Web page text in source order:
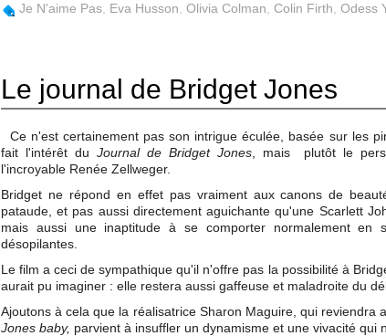
Je N'aime Pas Eva Husson Olivia Colman Colin Firth Odess
Le journal de Bridget Jones
Ce n'est certainement pas son intrigue éculée, basée sur les
fait l'intérêt du Journal de Bridget Jones, mais plutôt le
l'incroyable Renée Zellweger.
Bridget ne répond en effet pas vraiment aux canons de
pataude, et pas aussi directement aguichante qu'une Scarlett
mais aussi une inaptitude à se comporter normalement en
désopilantes.
Le film a ceci de sympathique qu'il n'offre pas la possibilité à
aurait pu imaginer : elle restera aussi gaffeuse et maladroite du
Ajoutons à cela que la réalisatrice Sharon Maguire, qui reviendra
Jones baby, parvient à insuffler un dynamisme et une vivacité qui